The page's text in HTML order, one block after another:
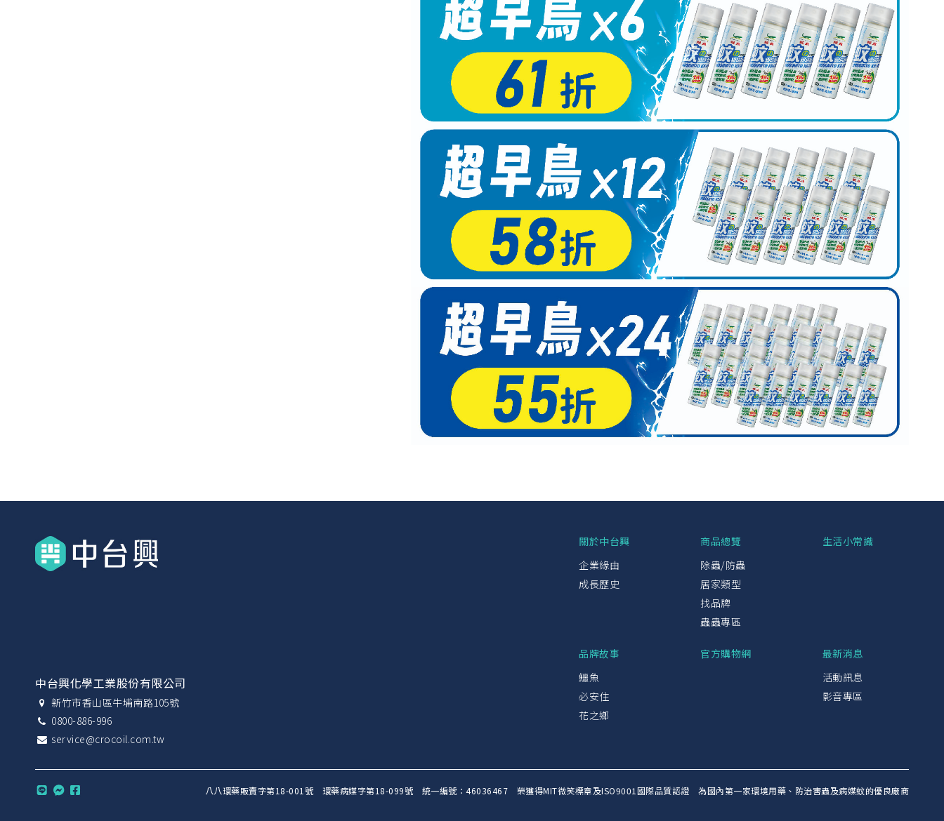
中台興化學工業股份有限公司
新竹市香山區牛埔南路105號
0800-886-996
service@crocoil.com.tw
關於中台興
企業緣由
成長歷史
商品總覽
除蟲/防蟲
居家類型
找品牌
蟲蟲專區
生活小常識
品牌故事
鱷魚
必安住
花之鄉
官方購物網
最新消息
活動訊息
影音專區
八八環藥販賣字第18-001號 環藥病媒字第18-099號 統一編號：46036467 榮獲得MIT微笑標章及ISO9001國際品質認證 為國內第一家環境用藥、防治害蟲及病媒蚊的優良廠商